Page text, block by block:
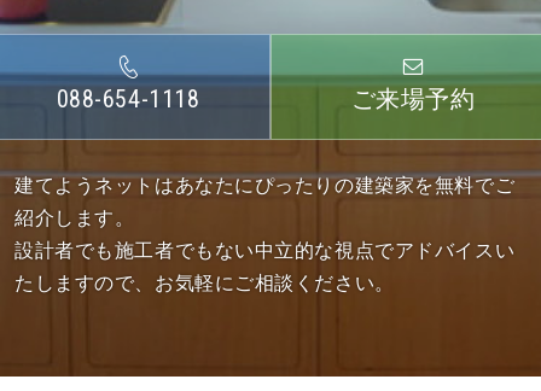
088-654-1118 ご来場予約
建てようネットはあなたにぴったりの建築家を無料でご
紹介します。
設計者でも施工者でもない中立的な視点でアドバイスい
たしますので、お気軽にご相談ください。